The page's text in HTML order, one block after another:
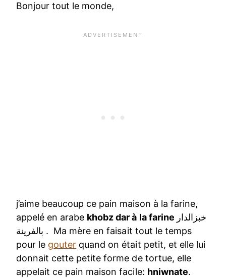
Bonjour tout le monde,
j’aime beaucoup ce pain maison à la farine,
appelé en arabe khobz dar à la farine خبزالدار
بالفرينة . Ma mère en faisait tout le temps
pour le gouter quand on était petit, et elle lui
donnait cette petite forme de tortue, elle
appelait ce pain maison facile: hniwnate.